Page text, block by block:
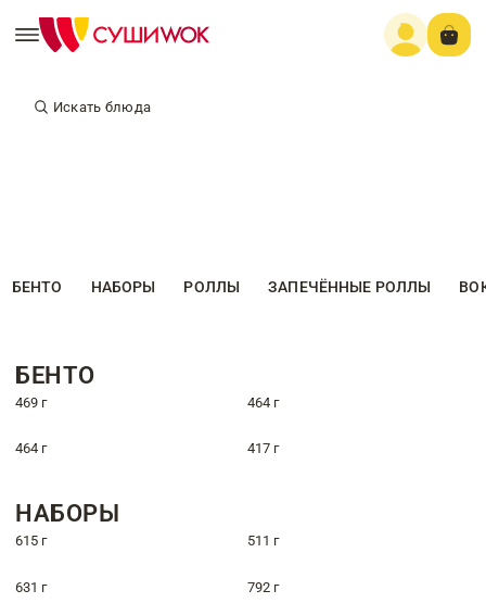
Искать блюда
БЕНТО НАБОРЫ РОЛЛЫ ЗАПЕЧЁННЫЕ РОЛЛЫ
БЕНТО
469 г 464 г
464 г 417 г
НАБОРЫ
615 г 511 г
631 г 792 г